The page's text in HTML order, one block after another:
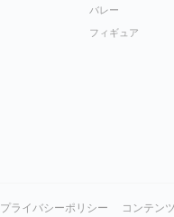
バレー
フィギュア
プライバシーポリシー コンテン